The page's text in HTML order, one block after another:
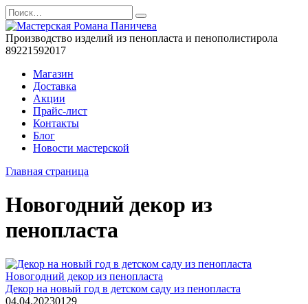
Перейти
к
содержанию
Search
for:
Производство изделий из пенопласта и пенополистирола
89221592017
Магазин
Доставка
Акции
Прайс-лист
Контакты
Блог
Новости мастерской
Главная страница
Новогодний декор из
пенопласта
Новогодний декор из пенопласта
Декор на новый год в детском саду из пенопласта
04.04.20230129